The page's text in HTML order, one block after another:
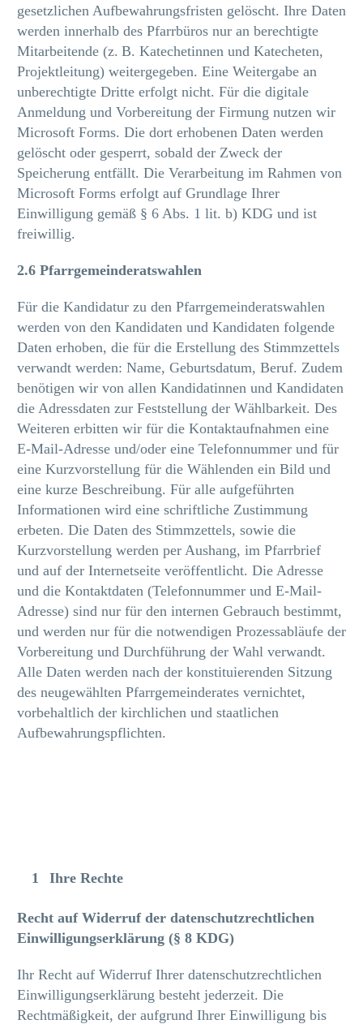
gesetzlichen Aufbewahrungsfristen gelöscht. Ihre Daten
werden innerhalb des Pfarrbüros nur an berechtigte
Mitarbeitende (z. B. Katechetinnen und Katecheten,
Projektleitung) weitergegeben. Eine Weitergabe an
unberechtigte Dritte erfolgt nicht. Für die digitale
Anmeldung und Vorbereitung der Firmung nutzen wir
Microsoft Forms. Die dort erhobenen Daten werden
gelöscht oder gesperrt, sobald der Zweck der
Speicherung entfällt. Die Verarbeitung im Rahmen von
Microsoft Forms erfolgt auf Grundlage Ihrer
Einwilligung gemäß § 6 Abs. 1 lit. b) KDG und ist
freiwillig.
2.6 Pfarrgemeinderatswahlen
Für die Kandidatur zu den Pfarrgemeinderatswahlen
werden von den Kandidaten und Kandidaten folgende
Daten erhoben, die für die Erstellung des Stimmzettels
verwandt werden: Name, Geburtsdatum, Beruf. Zudem
benötigen wir von allen Kandidatinnen und Kandidaten
die Adressdaten zur Feststellung der Wählbarkeit. Des
Weiteren erbitten wir für die Kontaktaufnahmen eine
E-Mail-Adresse und/oder eine Telefonnummer und für
eine Kurzvorstellung für die Wählenden ein Bild und
eine kurze Beschreibung. Für alle aufgeführten
Informationen wird eine schriftliche Zustimmung
erbeten. Die Daten des Stimmzettels, sowie die
Kurzvorstellung werden per Aushang, im Pfarrbrief
und auf der Internetseite veröffentlicht. Die Adresse
und die Kontaktdaten (Telefonnummer und E-Mail-
Adresse) sind nur für den internen Gebrauch bestimmt,
und werden nur für die notwendigen Prozessabläufe der
Vorbereitung und Durchführung der Wahl verwandt.
Alle Daten werden nach der konstituierenden Sitzung
des neugewählten Pfarrgemeinderates vernichtet,
vorbehaltlich der kirchlichen und staatlichen
Aufbewahrungspflichten.
Ihre Rechte
Recht auf Widerruf der datenschutzrechtlichen
Einwilligungserklärung (§ 8 KDG)
Ihr Recht auf Widerruf Ihrer datenschutzrechtlichen
Einwilligungserklärung besteht jederzeit. Die
Rechtmäßigkeit, der aufgrund Ihrer Einwilligung bis